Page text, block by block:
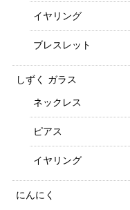
イヤリング
ブレスレット
しずく ガラス
ネックレス
ピアス
イヤリング
にんにく